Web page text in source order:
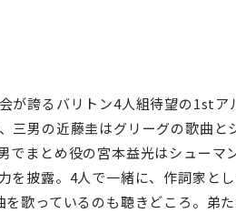
が誇るバリトン4人組待望の1stア
三男の近藤圭はグリーグの歌曲
でまとめ役の宮本益光はシューマ
を披露。4人で一緒に、作詞家と
歌っているのも聴きどころ。弟